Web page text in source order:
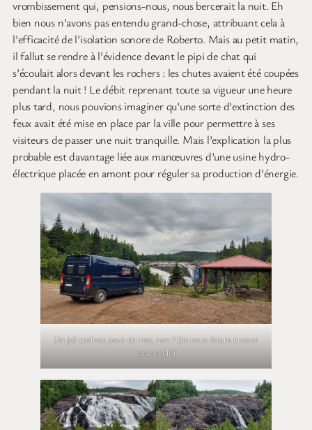
vrombissement qui, pensions-nous, nous bercerait la nuit. Eh
bien nous n’avons pas entendu grand-chose, attribuant cela à
l’efficacité de l’isolation sonore de Roberto. Mais au petit matin,
il fallut se rendre à l’évidence devant le pipi de chat qui
s’écoulait alors devant les rochers : les chutes avaient été coupées
pendant la nuit ! Le débit reprenant toute sa vigueur une heure
plus tard, nous pouvions imaginer qu’une sorte d’extinction des
feux avait été mise en place par la ville pour permettre à ses
visiteurs de passer une nuit tranquille. Mais l’explication la plus
probable est davantage liée aux manœuvres d’une usine hydro-
électrique placée en amont pour réguler sa production d’énergie.
Un joli endroit pour dormir, non ? (et nous étions encore
tout seuls)